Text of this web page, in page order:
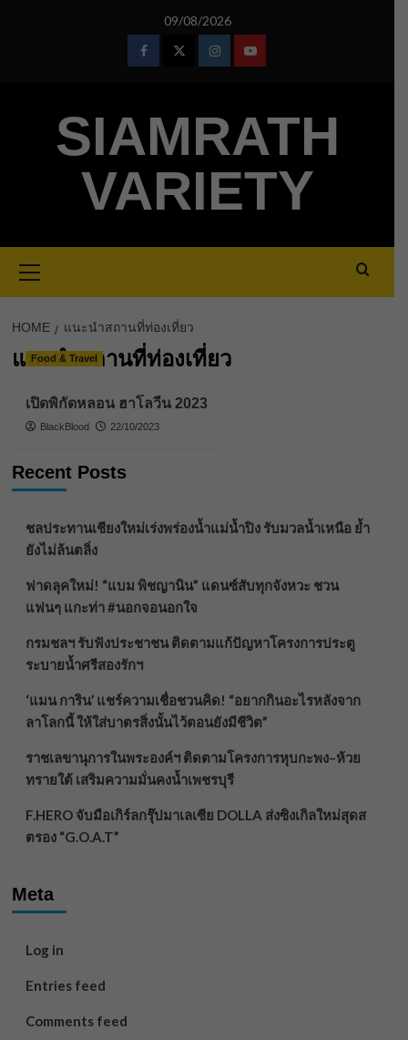
09/08/2026
FacebookTwitterInstagramYoutube
SIAMRATH
VARIETY
Menu
HOME แนะนำสถานที่ท่องเที่ยว
แนะนำสถานที่ท่องเที่ยว
Food & Travel
เปิดพิกัดหลอน ฮาโลวีน 2023
BlackBlood 22/10/2023
Recent Posts
ชลประทานเชียงใหม่เร่งพร่องน้ำแม่น้ำปิง รับมวลน้ำเหนือ ย้ำ
ยังไม่ล้นตลิ่ง
ฟาดลุคใหม่! “แบม พิชญานิน” แดนซ์สับทุกจังหวะ ชวน
แฟนๆ แกะท่า #นอกจอนอกใจ
กรมชลฯ รับฟังประชาชน ติดตามแก้ปัญหาโครงการประตู
ระบายน้ำศรีสองรักฯ
‘แมน การิน’ แชร์ความเชื่อชวนคิด! “อยากกินอะไรหลังจาก
ลาโลกนี้ ให้ใส่บาตรสิ่งนั้นไว้ตอนยังมีชีวิต”
ราชเลขานุการในพระองค์ฯ ติดตามโครงการหุบกะพง–ห้วย
ทรายใต้ เสริมความมั่นคงน้ำเพชรบุรี
F.HERO จับมือเกิร์ลกรุ๊ปมาเลเซีย DOLLA ส่งซิงเกิลใหม่สุดส
ตรอง “G.O.A.T”
Meta
Log in
Entries feed
Comments feed